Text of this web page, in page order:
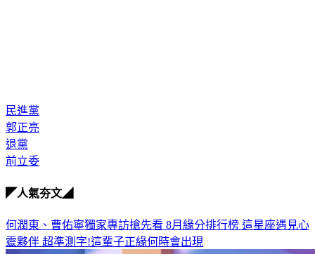
民進黨
郭正亮
退黨
前立委
◤人氣夯文◢
何潤東、曹佑寧獨家專訪搶先看 8月緣分排行榜 這星座遇見心
靈夥伴 超準測字!這輩子正緣何時會出現